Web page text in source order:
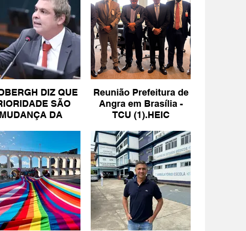
DIZ QUE
SÃO
DA
DE IR
Reunião Prefeitura de
Angra em Brasília -
TCU (1).HEIC